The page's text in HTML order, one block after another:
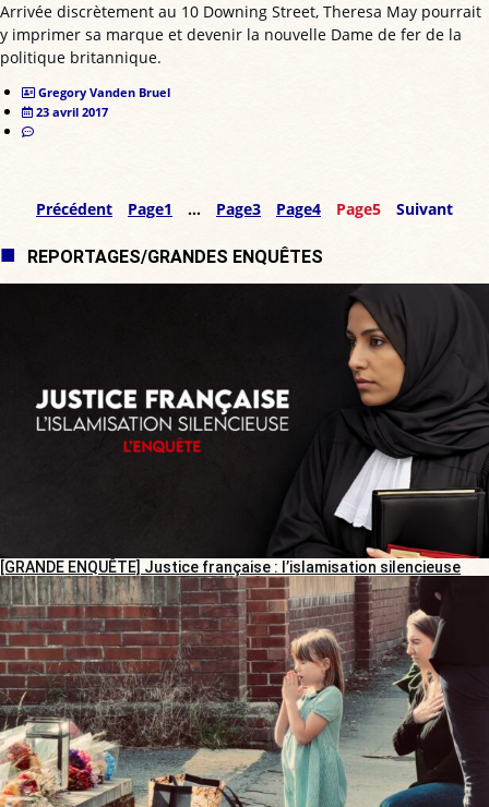
Arrivée discrètement au 10 Downing Street, Theresa May pourrait
y imprimer sa marque et devenir la nouvelle Dame de fer de la
politique britannique.
Gregory Vanden Bruel
23 avril 2017
Précédent Page1 … Page3 Page4 Page5 Suivant
REPORTAGES/GRANDES ENQUÊTES
[GRANDE ENQUÊTE] Justice française : l’islamisation silencieuse